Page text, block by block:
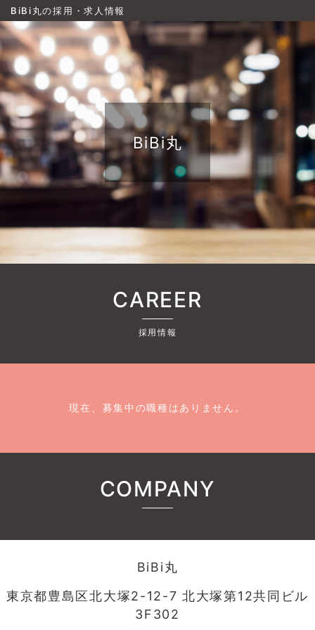
BiBi丸の採用・求人情報
BiBi丸
CAREER
採用情報
現在、募集中の職種はありません。
COMPANY
BiBi丸
東京都豊島区北大塚2-12-7 北大塚第12共同ビル
3F302